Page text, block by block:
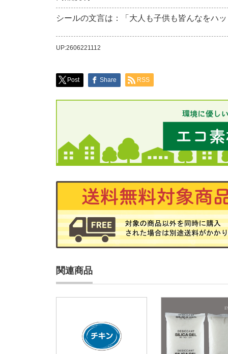
シールの文言は：「大人も子供も皆んなをハ
UP:2606221112
Post Share RSS
関連商品